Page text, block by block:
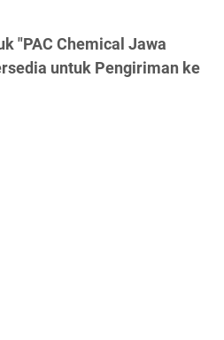
"PAC Chemical Jawa
untuk Pengiriman ke